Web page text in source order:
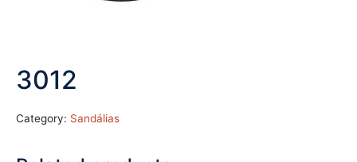
3012
Category: Sandálias